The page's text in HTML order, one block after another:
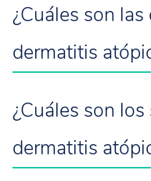
¿Cuáles son
dermatitis
respuesta inflamatoria
cutánea
¿Cuáles son
dermatitis